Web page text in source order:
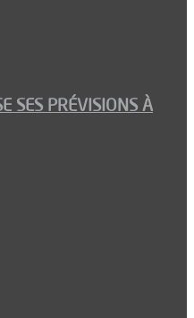
SES PRÉVISIONS À